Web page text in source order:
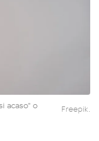
acaso" o Freepik.